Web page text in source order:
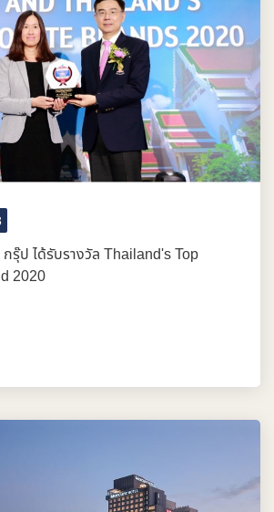
รุ๊ป ได้รับรางวัล Thailand's Top
2020